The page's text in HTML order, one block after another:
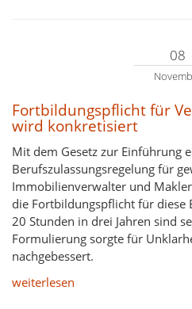
08
Fortbildungspflicht für
wird konkretisiert
Mit dem Gesetz zur Einführung
Berufszulassungsregelung für
Immobilienverwalter und
die Fortbildungspflicht für diese
20 Stunden in drei Jahren sind
Formulierung sorgte für
nachgebessert.
weiterlesen